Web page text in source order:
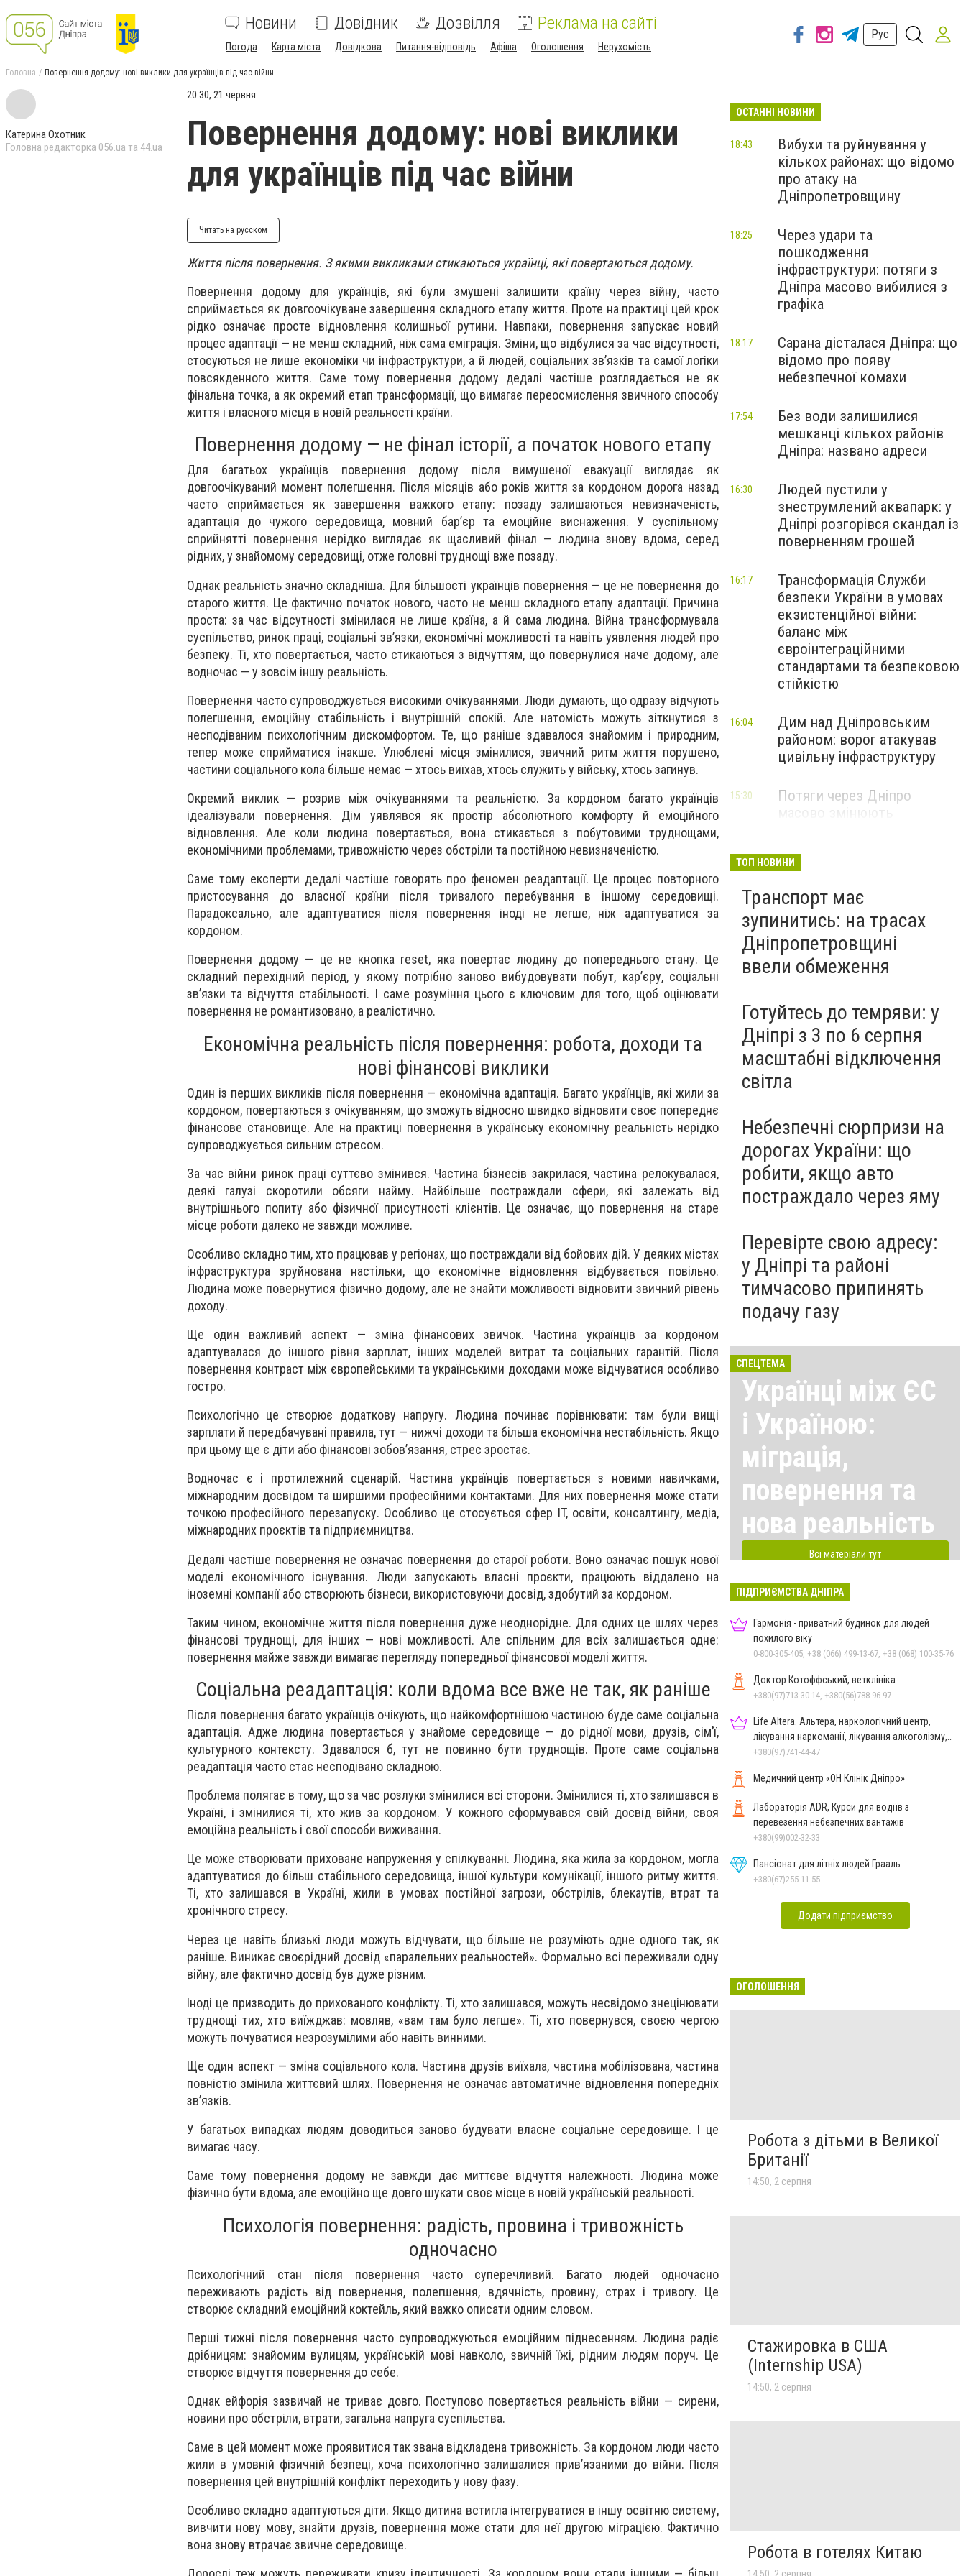
Новини Довідник Дозвілля Реклама на сайті
Погода Карта міста Довідкова Питання-відповідь Афіша Оголошення Нерухомість
Рус
Головна Повернення додому: нові виклики для українців під час війни
Катерина Охотник
Головна редакторка 056.ua та 44.ua
20:30, 21 червня
Повернення додому: нові виклики
для українців під час війни
Читать на русском
Життя після повернення. З якими викликами стикаються українці, які повертаються додому.
Повернення додому для українців, які були змушені залишити країну через війну, часто
сприймається як довгоочікуване завершення складного етапу життя. Проте на практиці цей крок
рідко означає просте відновлення колишньої рутини. Навпаки, повернення запускає новий
процес адаптації — не менш складний, ніж сама еміграція. Зміни, що відбулися за час відсутності,
стосуються не лише економіки чи інфраструктури, а й людей, соціальних зв’язків та самої логіки
повсякденного життя. Саме тому повернення додому дедалі частіше розглядається не як
фінальна точка, а як окремий етап трансформації, що вимагає переосмислення звичного способу
життя і власного місця в новій реальності країни.
Повернення додому — не фінал історії, а початок нового етапу
Для багатьох українців повернення додому після вимушеної евакуації виглядає як
довгоочікуваний момент полегшення. Після місяців або років життя за кордоном дорога назад
часто сприймається як завершення важкого етапу: позаду залишаються невизначеність,
адаптація до чужого середовища, мовний бар’єр та емоційне виснаження. У суспільному
сприйнятті повернення нерідко виглядає як щасливий фінал — людина знову вдома, серед
рідних, у знайомому середовищі, отже головні труднощі вже позаду.
Однак реальність значно складніша. Для більшості українців повернення — це не повернення до
старого життя. Це фактично початок нового, часто не менш складного етапу адаптації. Причина
проста: за час відсутності змінилася не лише країна, а й сама людина. Війна трансформувала
суспільство, ринок праці, соціальні зв’язки, економічні можливості та навіть уявлення людей про
безпеку. Ті, хто повертається, часто стикаються з відчуттям, що повернулися наче додому, але
водночас — у зовсім іншу реальність.
Повернення часто супроводжується високими очікуваннями. Люди думають, що одразу відчують
полегшення, емоційну стабільність і внутрішній спокій. Але натомість можуть зіткнутися з
несподіваним психологічним дискомфортом. Те, що раніше здавалося знайомим і природним,
тепер може сприйматися інакше. Улюблені місця змінилися, звичний ритм життя порушено,
частини соціального кола більше немає — хтось виїхав, хтось служить у війську, хтось загинув.
Окремий виклик — розрив між очікуваннями та реальністю. За кордоном багато українців
ідеалізували повернення. Дім уявлявся як простір абсолютного комфорту й емоційного
відновлення. Але коли людина повертається, вона стикається з побутовими труднощами,
економічними проблемами, тривожністю через обстріли та постійною невизначеністю.
Саме тому експерти дедалі частіше говорять про феномен реадаптації. Це процес повторного
пристосування до власної країни після тривалого перебування в іншому середовищі.
Парадоксально, але адаптуватися після повернення іноді не легше, ніж адаптуватися за
кордоном.
Повернення додому — це не кнопка reset, яка повертає людину до попереднього стану. Це
складний перехідний період, у якому потрібно заново вибудовувати побут, кар’єру, соціальні
зв’язки та відчуття стабільності. І саме розуміння цього є ключовим для того, щоб оцінювати
повернення не романтизовано, а реалістично.
Економічна реальність після повернення: робота, доходи та
нові фінансові виклики
Один із перших викликів після повернення — економічна адаптація. Багато українців, які жили за
кордоном, повертаються з очікуванням, що зможуть відносно швидко відновити своє попереднє
фінансове становище. Але на практиці повернення в українську економічну реальність нерідко
супроводжується сильним стресом.
За час війни ринок праці суттєво змінився. Частина бізнесів закрилася, частина релокувалася,
деякі галузі скоротили обсяги найму. Найбільше постраждали сфери, які залежать від
внутрішнього попиту або фізичної присутності клієнтів. Це означає, що повернення на старе
місце роботи далеко не завжди можливе.
Особливо складно тим, хто працював у регіонах, що постраждали від бойових дій. У деяких містах
інфраструктура зруйнована настільки, що економічне відновлення відбувається повільно.
Людина може повернутися фізично додому, але не знайти можливості відновити звичний рівень
доходу.
Ще один важливий аспект — зміна фінансових звичок. Частина українців за кордоном
адаптувалася до іншого рівня зарплат, інших моделей витрат та соціальних гарантій. Після
повернення контраст між європейськими та українськими доходами може відчуватися особливо
гостро.
Психологічно це створює додаткову напругу. Людина починає порівнювати: там були вищі
зарплати й передбачувані правила, тут — нижчі доходи та більша економічна нестабільність. Якщо
при цьому ще є діти або фінансові зобов’язання, стрес зростає.
Водночас є і протилежний сценарій. Частина українців повертається з новими навичками,
міжнародним досвідом та ширшими професійними контактами. Для них повернення може стати
точкою професійного перезапуску. Особливо це стосується сфер IT, освіти, консалтингу, медіа,
міжнародних проєктів та підприємництва.
Дедалі частіше повернення не означає повернення до старої роботи. Воно означає пошук нової
моделі економічного існування. Люди запускають власні проєкти, працюють віддалено на
іноземні компанії або створюють бізнеси, використовуючи досвід, здобутий за кордоном.
Таким чином, економічне життя після повернення дуже неоднорідне. Для одних це шлях через
фінансові труднощі, для інших — нові можливості. Але спільним для всіх залишається одне:
повернення майже завжди вимагає перегляду попередньої фінансової моделі життя.
Соціальна реадаптація: коли вдома все вже не так, як раніше
Після повернення багато українців очікують, що найкомфортнішою частиною буде саме соціальна
адаптація. Адже людина повертається у знайоме середовище — до рідної мови, друзів, сім’ї,
культурного контексту. Здавалося б, тут не повинно бути труднощів. Проте саме соціальна
реадаптація часто стає несподівано складною.
Проблема полягає в тому, що за час розлуки змінилися всі сторони. Змінилися ті, хто залишався в
Україні, і змінилися ті, хто жив за кордоном. У кожного сформувався свій досвід війни, своя
емоційна реальність і свої способи виживання.
Це може створювати приховане напруження у спілкуванні. Людина, яка жила за кордоном, могла
адаптуватися до більш стабільного середовища, іншої культури комунікації, іншого ритму життя.
Ті, хто залишався в Україні, жили в умовах постійної загрози, обстрілів, блекаутів, втрат та
хронічного стресу.
Через це навіть близькі люди можуть відчувати, що більше не розуміють одне одного так, як
раніше. Виникає своєрідний досвід «паралельних реальностей». Формально всі переживали одну
війну, але фактично досвід був дуже різним.
Іноді це призводить до прихованого конфлікту. Ті, хто залишався, можуть несвідомо знецінювати
труднощі тих, хто виїжджав: мовляв, «вам там було легше». Ті, хто повернувся, своєю чергою
можуть почуватися незрозумілими або навіть винними.
Ще один аспект — зміна соціального кола. Частина друзів виїхала, частина мобілізована, частина
повністю змінила життєвий шлях. Повернення не означає автоматичне відновлення попередніх
зв’язків.
У багатьох випадках людям доводиться заново будувати власне соціальне середовище. І це
вимагає часу.
Саме тому повернення додому не завжди дає миттєве відчуття належності. Людина може
фізично бути вдома, але емоційно ще довго шукати своє місце в новій українській реальності.
Психологія повернення: радість, провина і тривожність
одночасно
Психологічний стан після повернення часто суперечливий. Багато людей одночасно
переживають радість від повернення, полегшення, вдячність, провину, страх і тривогу. Це
створює складний емоційний коктейль, який важко описати одним словом.
Перші тижні після повернення часто супроводжуються емоційним піднесенням. Людина радіє
дрібницям: знайомим вулицям, українській мові навколо, звичній їжі, рідним людям поруч. Це
створює відчуття повернення до себе.
Однак ейфорія зазвичай не триває довго. Поступово повертається реальність війни — сирени,
новини про обстріли, втрати, загальна напруга суспільства.
Саме в цей момент може проявитися так звана відкладена тривожність. За кордоном люди часто
жили в умовній фізичній безпеці, хоча психологічно залишалися прив’язаними до війни. Після
повернення цей внутрішній конфлікт переходить у нову фазу.
Особливо складно адаптуються діти. Якщо дитина встигла інтегруватися в іншу освітню систему,
вивчити нову мову, знайти друзів, повернення може стати для неї другою міграцією. Фактично
вона знову втрачає звичне середовище.
ОСТАННІ НОВИНИ
Вибухи та руйнування у
кількох районах: що відомо
про атаку на
Дніпропетровщину
18:43
Через удари та
пошкодження
інфраструктури: потяги з
Дніпра масово вибилися з
графіка
18:25
Сарана дісталася Дніпра: що
відомо про появу
небезпечної комахи
18:17
Без води залишилися
мешканці кількох районів
Дніпра: названо адреси
17:54
Людей пустили у
знеструмлений аквапарк: у
Дніпрі розгорівся скандал із
поверненням грошей
16:30
Трансформація Служби
безпеки України в умовах
екзистенційної війни:
баланс між
євроінтеграційними
стандартами та безпековою
стійкістю
16:17
Дим над Дніпровським
районом: ворог атакував
цивільну інфраструктуру
16:04
Потяги через Дніпро
15:30
ТОП НОВИНИ
Транспорт має
зупинитись: на трасах
Дніпропетровщині
ввели обмеження
Готуйтесь до темряви: у
Дніпрі з 3 по 6 серпня
масштабні відключення
світла
Небезпечні сюрпризи на
дорогах України: що
робити, якщо авто
постраждало через яму
Перевірте свою адресу:
у Дніпрі та районі
тимчасово припинять
подачу газу
СПЕЦТЕМА
Українці між ЄС
і Україною:
міграція,
повернення та
нова реальність
Всі матеріали тут
ПІДПРИЄМСТВА ДНІПРА
Гармонія - приватний будинок для людей
похилого віку
0-800-305-405, +38 (066) 499-13-67, +38 (068) 100-35-76
Доктор Котоффський, ветклініка
+380(97)713-30-14, +380(56)788-96-97
Life Altera. Альтера, наркологічний центр,
лікування наркоманії, лікування алкоголізму,
зняття ломки
+380(97)741-44-47
Медичний центр «ОН Клінік Дніпро»
Лабораторія ADR, Курси для водіїв з
перевезення небезпечних вантажів
+380(99)002-32-33
Пансіонат для літніх людей Грааль
+380(67)255-11-55
Додати підприємство
ОГОЛОШЕННЯ
Робота з дітьми в Великої
Британії
14:50, 2 серпня
Стажировка в США
(Internship USA)
14:50, 2 серпня
Робота в готелях Китаю
14:50, 2 серпня